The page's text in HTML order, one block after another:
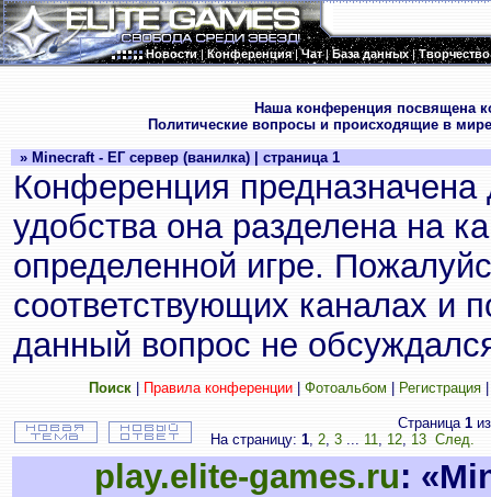
Новости|Конференция|Чат|База данных|Творчество
Наша конференция посвящена
Политические вопросы и происходящие в
» Minecraft - ЕГ сервер (ванилка) | страница 1
Конференция
удобства она разделена на
определенной игре.
соответствующих каналах и
данный вопрос не
Поиск| Правила конференции| Фотоальбом Регистрация
Страница 1
На страницу: 1, 2, 3... 11, 12, 13 След.
play.elite-games.ru: